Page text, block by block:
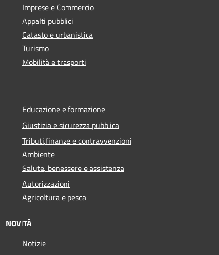
Imprese e Commercio
Appalti pubblici
Catasto e urbanistica
Turismo
Mobilità e trasporti
Educazione e formazione
Giustizia e sicurezza pubblica
Tributi,finanze e contravvenzioni
Ambiente
Salute, benessere e assistenza
Autorizzazioni
Agricoltura e pesca
NOVITÀ
Notizie